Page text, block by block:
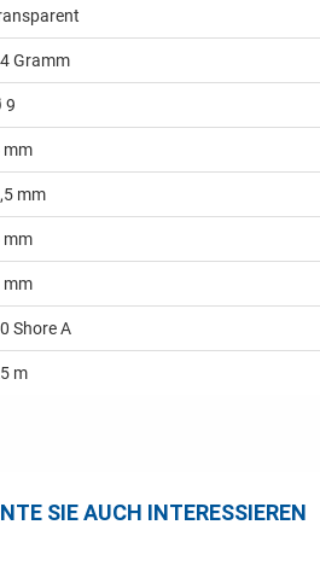
Gramm
9
mm
mm
mm
mm
Shore A
m
SIE AUCH INTERESSIEREN